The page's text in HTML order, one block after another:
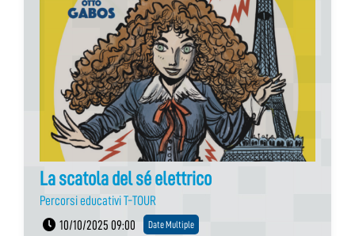
La scatola del sé elettrico
Percorsi educativi T-TOUR
10/10/2025 09:00
Date Multiple